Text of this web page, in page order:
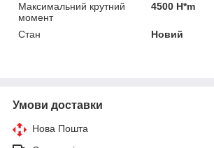
Максимальний крутний
момент
4500 H*m
Стан Новий
Умови доставки
Нова Пошта